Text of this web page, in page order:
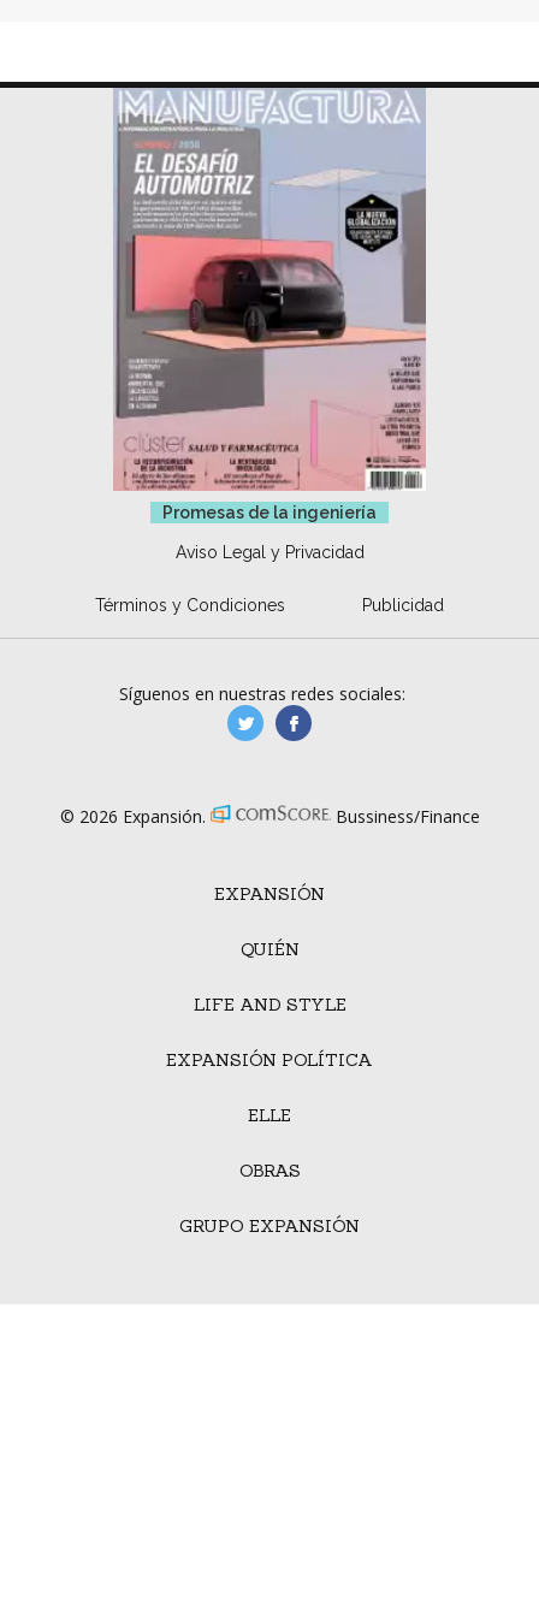
Promesas de la ingeniería
Aviso Legal y Privacidad
Términos y Condiciones Publicidad
EXPANSIÓN
QUIÉN
LIFE AND STYLE
EXPANSIÓN POLÍTICA
ELLE
OBRAS
GRUPO EXPANSIÓN
Síguenos en nuestras redes sociales:
manufacturaGE
© 2026 Expansión. Bussiness/Finance